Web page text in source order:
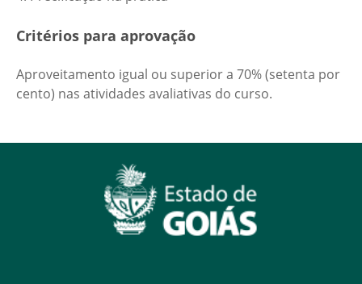
Critérios para aprovação
Aproveitamento igual ou superior a 70% (setenta por
cento) nas atividades avaliativas do curso.